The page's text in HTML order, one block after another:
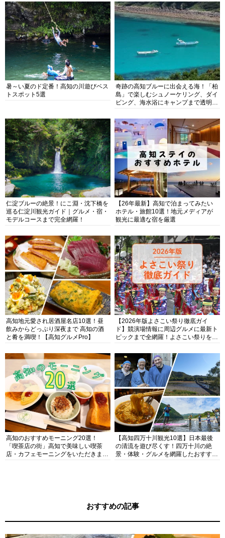
暑～い夏のド定番！高知の川遊びベス
トスポット5選
奇跡の高知ブルーに出会える海！「柏
島」で楽しむシュノーケリング、ダイ
ビング、海水浴にキャンプまで透明度
仁淀ブルーの絶景！にこ淵・沈下橋を
巡る仁淀川観光ガイド｜グルメ・宿・
モデルコースまで完全網羅！
【26年最新】高知で泊まってみたい
ホテル・旅館10選！地元メディアが
観光に最適な宿を厳選
高知地元愛され居酒屋名店10選！昼
飲みからどっぷり深夜まで 高知の酒
と肴を満喫！【高知グルメPro】
【2026年版よさこい祭り徹底ガイ
ド】競演場情報に周辺グルメに最新ト
ピックまで全網羅！よさこい祭りを満
高知のおすすめモーニング20選！
「喫茶店の街」高知で美味しい喫茶
店・カフェモーニングをいただきま
【高知四万十川観光10選】日本最後
の清流を遊び尽くす！四万十川の絶
景・体験・グルメを網羅したおすすめ
おすすめの記事